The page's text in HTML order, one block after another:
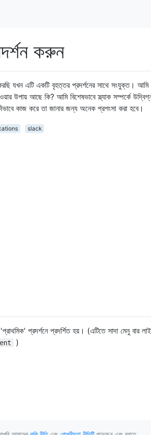
করুন
যখন এটি একটি বৃহত্তর প্রদর্শনের সাথে সংযুক্ত। আমি
উপায় আছে কি? আমি বিশেষভাবে স্ল্যাক সম্পর্কে
কাজ করে তা জানার জন্য অনেক প্রশংসা করা হবে।
slack
'প্রাথমিক' প্রদর্শনে প্রদর্শিত হয়। (এটিতে সাদা মেনু বার
)